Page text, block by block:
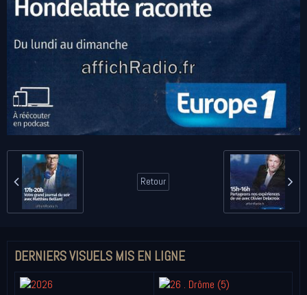
Retour
DERNIERS VISUELS MIS EN LIGNE